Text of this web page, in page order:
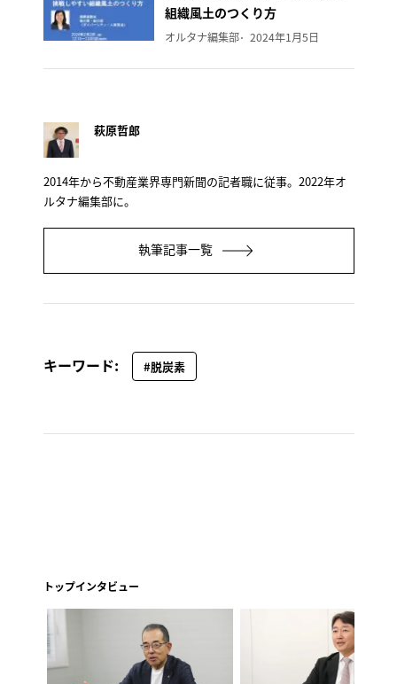
組織風土のつくり方
オルタナ編集部 2024年1月5日
萩原哲郎
2014年から不動産業界専門新聞の記者職に従事。2022年オ
ルタナ編集部に。
執筆記事一覧
キーワード: #脱炭素
トップインタビュー